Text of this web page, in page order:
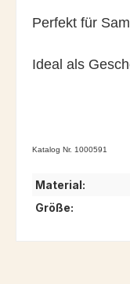
Perfekt für
Ideal als
Katalog Nr. 1000591
Material:
Größe: